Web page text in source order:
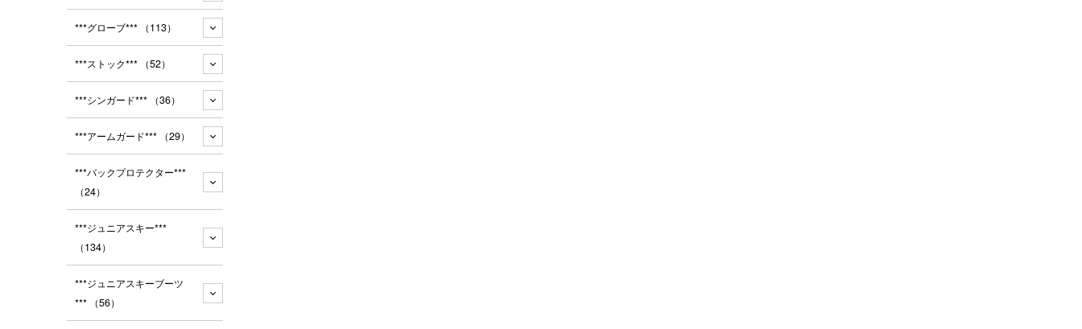
***グローブ*** （113）
***ストック*** （52）
***シンガード*** （36）
***アームガード*** （29）
***バックプロテクター***
（24）
***ジュニアスキー***
（134）
***ジュニアスキーブーツ
*** （56）